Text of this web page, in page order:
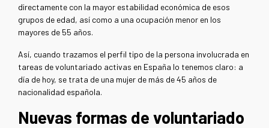
directamente con la mayor estabilidad económica de esos
grupos de edad, así como a una ocupación menor en los
mayores de 55 años.
Así, cuando trazamos el perfil tipo de la persona involucrada en
tareas de voluntariado activas en España lo tenemos claro: a
día de hoy, se trata de una mujer de más de 45 años de
nacionalidad española.
Nuevas formas de voluntariado